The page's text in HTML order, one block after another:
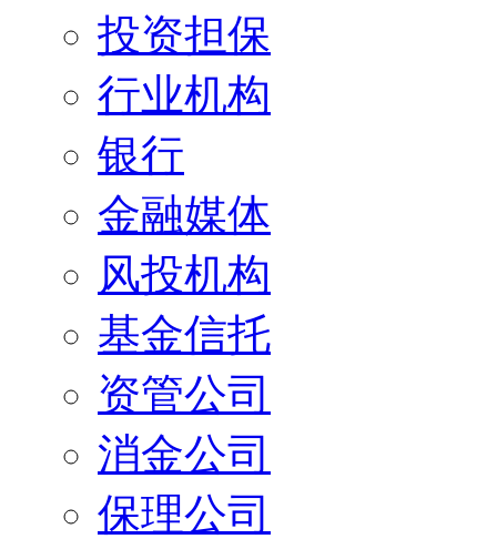
投资担保
行业机构
银行
金融媒体
风投机构
基金信托
资管公司
消金公司
保理公司